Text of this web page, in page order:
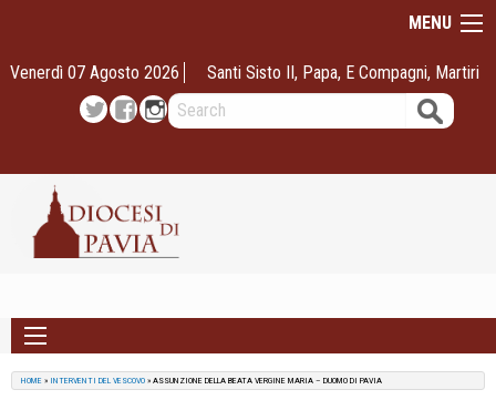
content
MENU
Venerdì 07 Agosto 2026 Santi Sisto II, Papa, E Compagni, Martiri
TwitterFacebook
Instagram Search
HOME » INTERVENTI DEL VESCOVO » ASSUNZIONE DELLA BEATA VERGINE MARIA – DUOMO DI PAVIA